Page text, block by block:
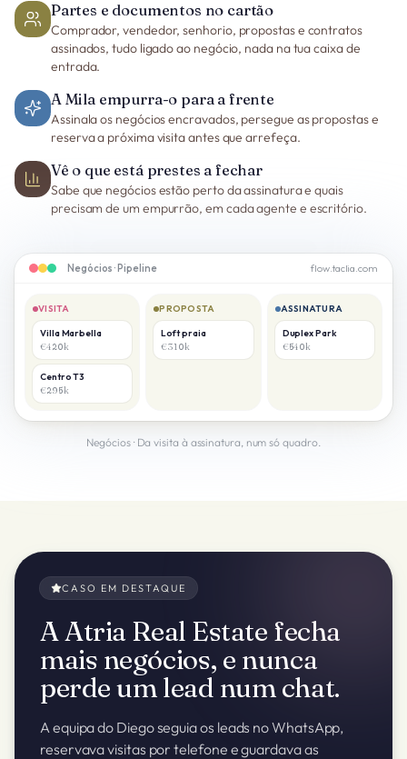
Partes e documentos no cartão
Comprador, vendedor, senhorio, propostas e contratos
assinados, tudo ligado ao negócio, nada na tua caixa de
entrada.
A Mila empurra-o para a frente
Assinala os negócios encravados, persegue as propostas e
reserva a próxima visita antes que arrefeça.
Vê o que está prestes a fechar
Sabe que negócios estão perto da assinatura e quais
precisam de um empurrão, em cada agente e escritório.
Negócios · Pipeline flow.taclia.com
VISITA
Villa Marbella
€420k
Centro T3
€295k
PROPOSTA
Loft praia
€310k
ASSINATURA
Duplex Park
€540k
Negócios · Da visita à assinatura, num só quadro.
CASO EM DESTAQUE
A Atria Real Estate fecha
mais negócios, e nunca
perde um lead num chat.
A equipa do Diego seguia os leads no WhatsApp,
reservava visitas por telefone e guardava as